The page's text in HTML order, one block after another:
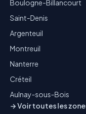
Boulogne-Billancourt
Saint-Denis
Argenteuil
Montreuil
Nanterre
Créteil
Aulnay-sous-Bois
→ Voir toutes les